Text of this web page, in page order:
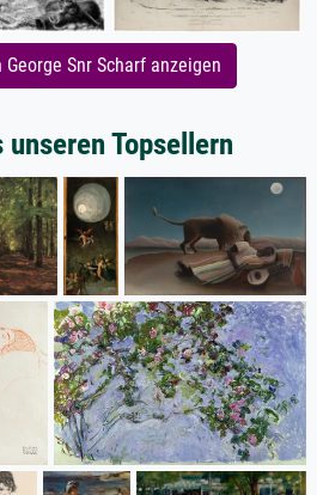
George Snr Scharf anzeigen
Topsellern